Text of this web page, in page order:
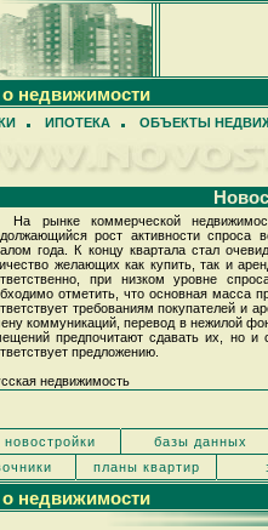
о недвижимости
ИПОТЕКА ОБЪЕКТЫ
На рынке коммерческой
рост активности спроса
года. К концу квартала стал
желающих как купить, так и
при низком уровне
отметить, что основная масса
требованиям покупателей и
коммуникаций, перевод в нежилой
предпочитают сдавать их, но
предложению.
недвижимость
новостройки базы данных
планы квартир
о недвижимости